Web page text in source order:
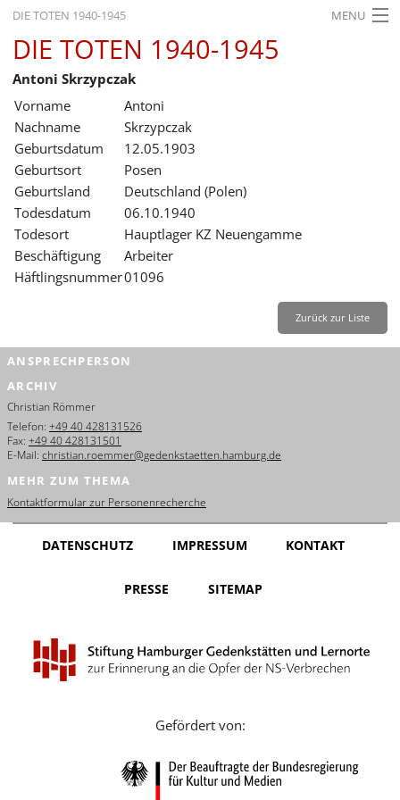
DIE TOTEN 1940-1945 MENU
STARTSEITE
AKTUELLES
AUSSTELLUNGEN
GESCHICHTE
BILDUNG
FORSCHUNG
SERVICE
Français
Dansk
Español
Nederlands
Português
Русский
Leichte Sprache
DIE TOTEN 1940-1945
Antoni Skrzypczak
Vorname
Antoni
Nachname
Skrzypczak
Geburtsdatum
12.05.1903
Geburtsort
Posen
Geburtsland
Deutschland (Polen)
Todesdatum
06.10.1940
Todesort
Hauptlager KZ Neuengamme
Beschäftigung
Arbeiter
Häftlingsnummer01096
Zurück zur Liste
ANSPRECHPERSON
ARCHIV
Christian Römmer
Telefon: +49 40 428131526
Fax: +49 40 428131501
E-Mail: christian.roemmer@gedenkstaetten.hamburg.de
MEHR ZUM THEMA
Kontaktformular zur Personenrecherche
DATENSCHUTZ IMPRESSUM KONTAKT
PRESSE SITEMAP
Gefördert von: